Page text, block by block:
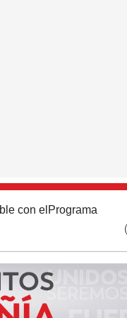
con el Programa